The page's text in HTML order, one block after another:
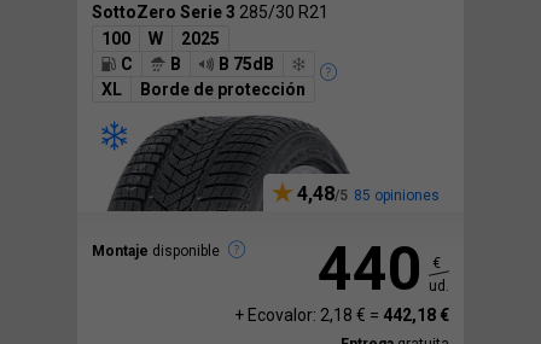
SottoZero Serie 3 285/30 R21
100
W
2025
C
B
B 75dB
XL
Borde de protección
4,48 85 opiniones
Montaje disponible 440
€
ud.
+ Ecovalor: 2,18 € = 442,18 €